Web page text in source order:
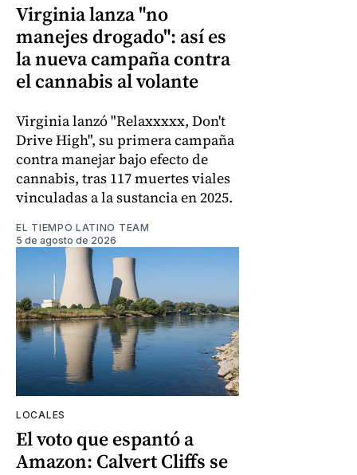
Virginia lanza "no
manejes drogado": así es
la nueva campaña contra
el cannabis al volante
Virginia lanzó "Relaxxxxx, Don't
Drive High", su primera campaña
contra manejar bajo efecto de
cannabis, tras 117 muertes viales
vinculadas a la sustancia en 2025.
EL TIEMPO LATINO TEAM
5 de agosto de 2026
LOCALES
El voto que espantó a
Amazon: Calvert Cliffs se